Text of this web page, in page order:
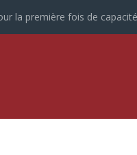
la première fois de